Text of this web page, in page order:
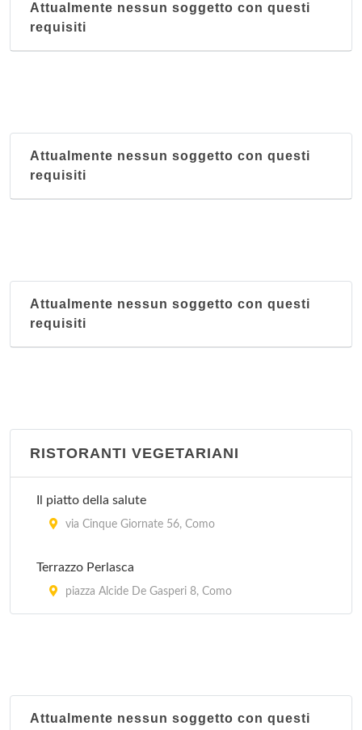
Attualmente nessun soggetto con questi
requisiti
Attualmente nessun soggetto con questi
requisiti
Attualmente nessun soggetto con questi
requisiti
RISTORANTI VEGETARIANI
Il piatto della salute
via Cinque Giornate 56, Como
Terrazzo Perlasca
piazza Alcide De Gasperi 8, Como
Attualmente nessun soggetto con questi